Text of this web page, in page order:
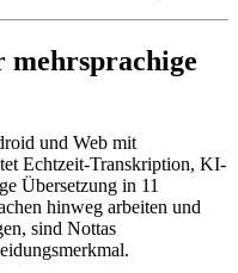
mehrsprachige
und Web mit
Echtzeit-Transkription, KI-
Übersetzung in 11
hinweg arbeiten und
sind Nottas